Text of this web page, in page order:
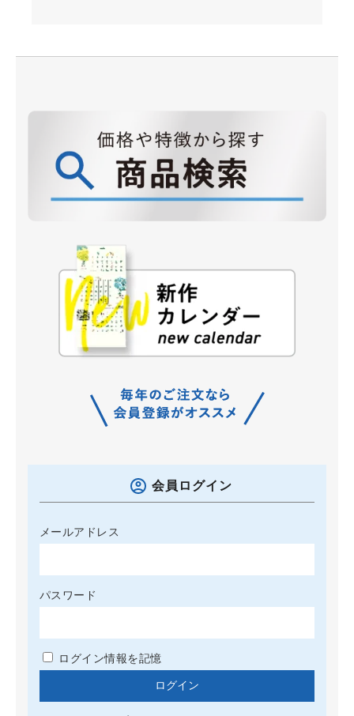
会員ログイン
メールアドレス
パスワード
ログイン情報を記憶